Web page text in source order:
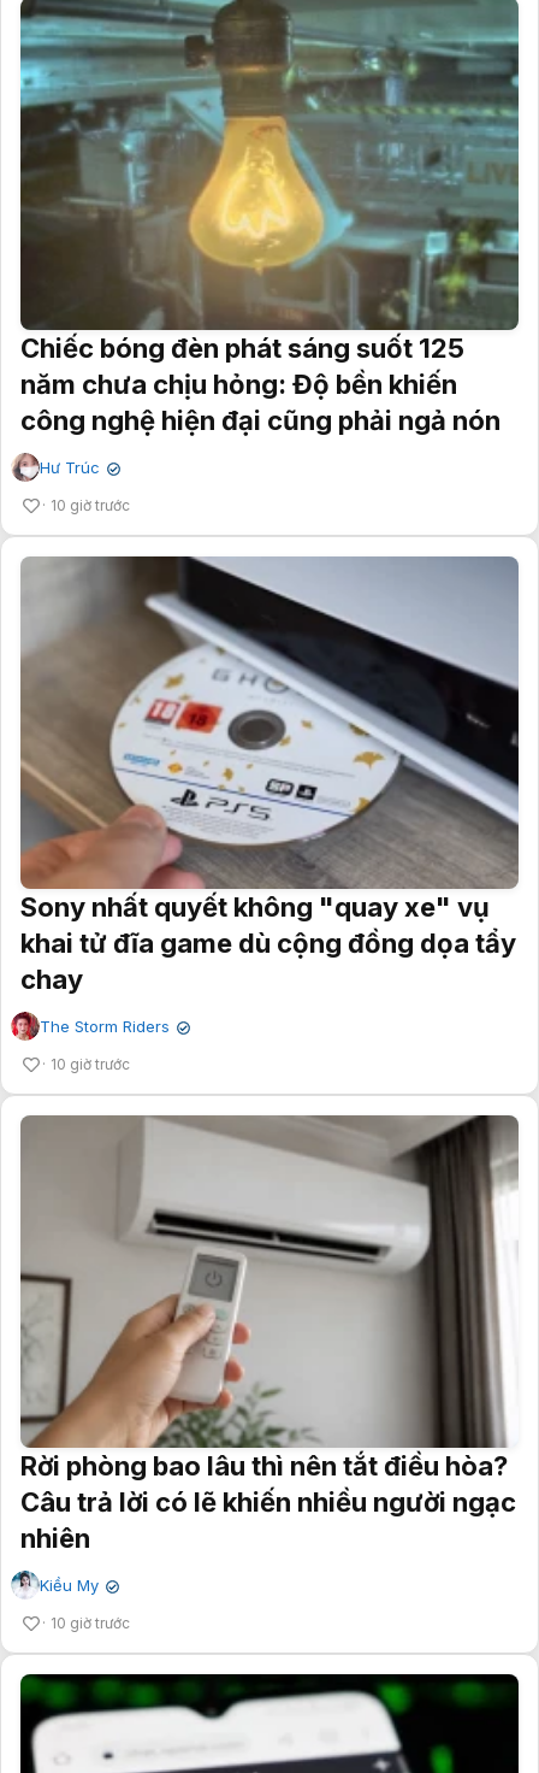
Chiếc bóng đèn phát sáng suốt 125
năm chưa chịu hỏng: Độ bền khiến
công nghệ hiện đại cũng phải ngả nón
Hư Trúc ✔
10 giờ trước
Sony nhất quyết không "quay xe" vụ
khai tử đĩa game dù cộng đồng dọa tẩy
chay
The Storm Riders ✔
10 giờ trước
Rời phòng bao lâu thì nên tắt điều hòa?
Câu trả lời có lẽ khiến nhiều người ngạc
nhiên
Kiều My ✔
10 giờ trước